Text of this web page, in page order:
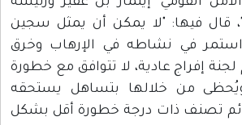
قال فيها: "لا يمكن أن يمثل سجين
استمر في نشاطه في الإرهاب وخرق
إفراج عادية، لا تتوافق مع خطورة
من خلالها بتساهل يستحقه
تصنف ذات درجة خطورة أقل بشكل